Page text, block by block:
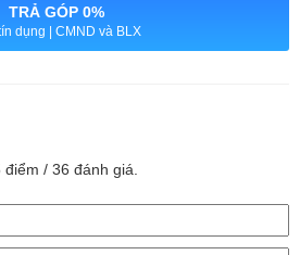
và hai phím tăng giảm âm lượng.
TRẢ GÓP 0%
dụng | CMND và BLX
điểm / 36 đánh giá.